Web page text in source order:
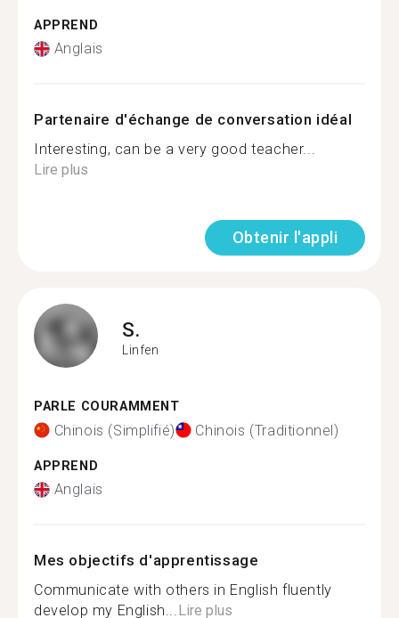
APPREND
Anglais
Partenaire d'échange de conversation idéal
Interesting, can be a very good teacher...
Lire plus
Obtenir l'appli
S.
Linfen
PARLE COURAMMENT
Chinois (Simplifié) Chinois (Traditionnel)
APPREND
Anglais
Mes objectifs d'apprentissage
Communicate with others in English fluently
develop my English...Lire plus